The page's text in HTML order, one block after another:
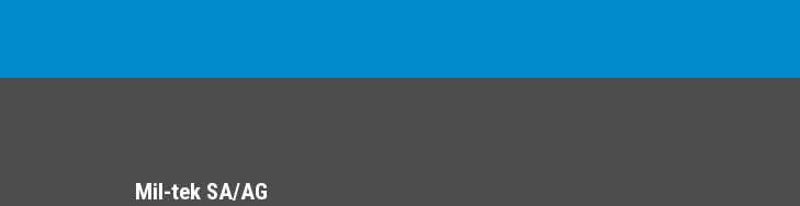
Mil-tek SA/AG